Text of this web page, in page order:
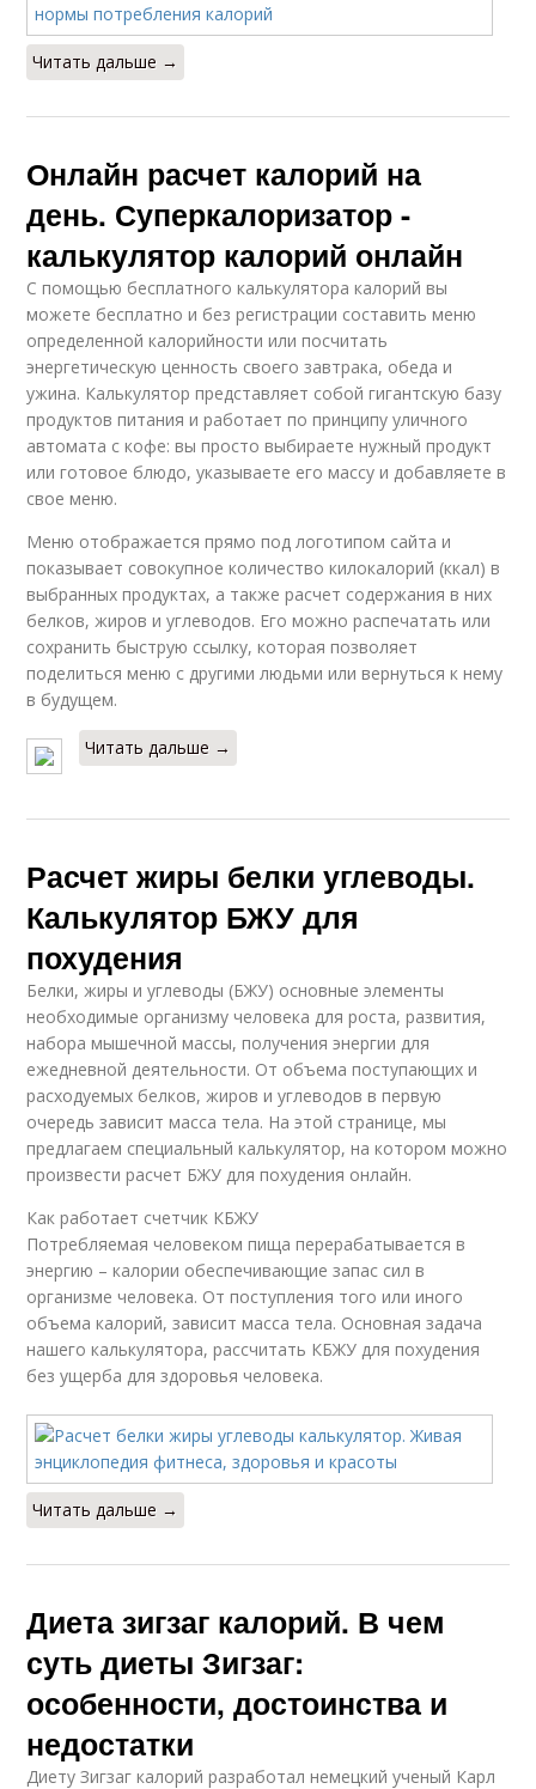
Читать дальше →
Онлайн расчет калорий на
день. Суперкалоризатор -
калькулятор калорий онлайн
С помощью бесплатного калькулятора калорий вы
можете бесплатно и без регистрации составить меню
определенной калорийности или посчитать
энергетическую ценность своего завтрака, обеда и
ужина. Калькулятор представляет собой гигантскую базу
продуктов питания и работает по принципу уличного
автомата с кофе: вы просто выбираете нужный продукт
или готовое блюдо, указываете его массу и добавляете в
свое меню.
Меню отображается прямо под логотипом сайта и
показывает совокупное количество килокалорий (ккал) в
выбранных продуктах, а также расчет содержания в них
белков, жиров и углеводов. Его можно распечатать или
сохранить быструю ссылку, которая позволяет
поделиться меню с другими людьми или вернуться к нему
в будущем.
Читать дальше →
Расчет жиры белки углеводы.
Калькулятор БЖУ для
похудения
Белки, жиры и углеводы (БЖУ) основные элементы
необходимые организму человека для роста, развития,
набора мышечной массы, получения энергии для
ежедневной деятельности. От объема поступающих и
расходуемых белков, жиров и углеводов в первую
очередь зависит масса тела. На этой странице, мы
предлагаем специальный калькулятор, на котором можно
произвести расчет БЖУ для похудения онлайн.
Как работает счетчик КБЖУ
Потребляемая человеком пища перерабатывается в
энергию – калории обеспечивающие запас сил в
организме человека. От поступления того или иного
объема калорий, зависит масса тела. Основная задача
нашего калькулятора, рассчитать КБЖУ для похудения
без ущерба для здоровья человека.
Читать дальше →
Диета зигзаг калорий. В чем
суть диеты Зигзаг:
особенности, достоинства и
недостатки
Диету Зигзаг калорий разработал немецкий ученый Карл